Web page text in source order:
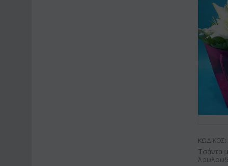
ΚΩΔΙΚΟΣ:
Τσάντα